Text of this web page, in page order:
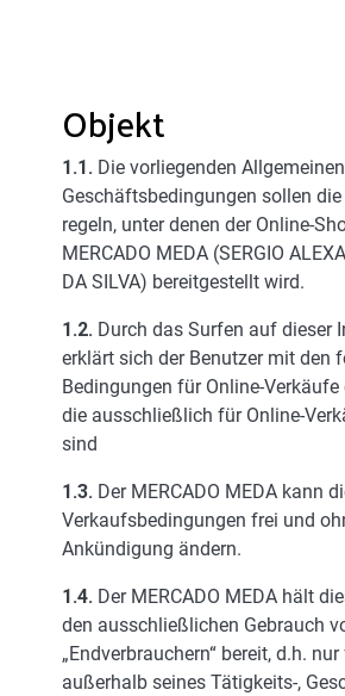
Objekt
1.1. Die vorliegenden Allgemeinen
Geschäftsbedingungen sollen
regeln, unter denen der Online-
MERCADO MEDA (SERGIO
DA SILVA) bereitgestellt wird.
1.2. Durch das Surfen auf dieser
erklärt sich der Benutzer mit den
Bedingungen für Online-
die ausschließlich für Online-
sind
1.3. Der MERCADO MEDA kann
Verkaufsbedingungen frei und
Ankündigung ändern.
1.4. Der MERCADO MEDA hält
den ausschließlichen Gebrauch
„Endverbrauchern“ bereit, d.h.
außerhalb seines Tätigkeits-,